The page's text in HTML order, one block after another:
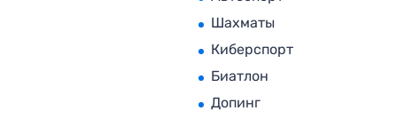
Шахматы
Киберспорт
Биатлон
Допинг